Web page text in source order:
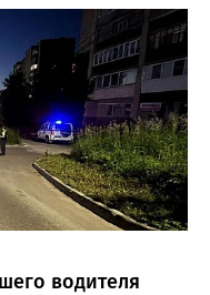
водителя